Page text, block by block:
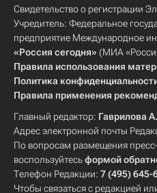
Свидетельство о регистрации
Учредитель: Федеральное
предприятие Международное
«Россия сегодня» (МИА
Правила использования
Политика
Правила применения
Главный редактор: Гаврилова
Адрес электронной почты
По вопросам размещения
воспользуйтесьформой
Телефон Редакции: 7 (495) 645-
Чтобы связаться с редакцией